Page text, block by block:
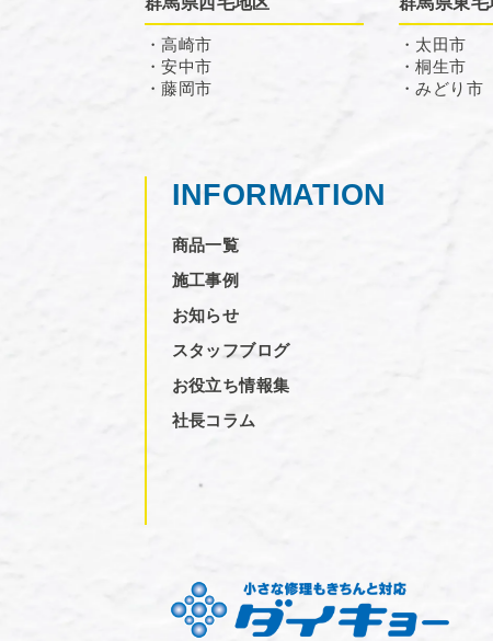
・高崎市
・安中市
・藤岡市
・太田市
・桐生市
・みどり市
INFORMATION
商品一覧
施工事例
お知らせ
スタッフブログ
お役立ち情報集
社長コラム